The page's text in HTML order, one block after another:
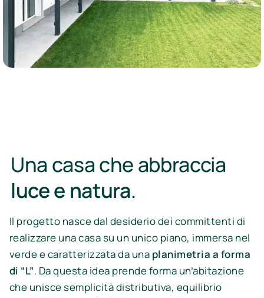
Una casa che abbraccia
luce e natura.
Il progetto nasce dal desiderio dei committenti di
realizzare una casa su un unico piano, immersa nel
verde e caratterizzata da una planimetria a forma
di “L”. Da questa idea prende forma un’abitazione
che unisce semplicità distributiva, equilibrio